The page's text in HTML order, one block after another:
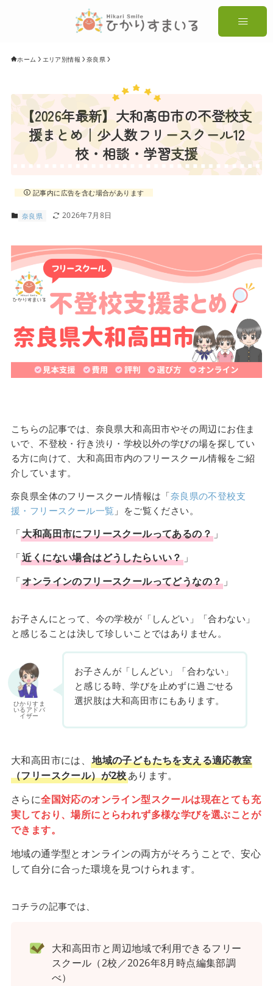
ホーム エリア別情報 奈良県
【2026年最新】大和高田市の不登校支
援まとめ｜少人数フリースクール12
校・相談・学習支援
記事内に広告を含む場合があります
奈良県 2026年7月8日
こちらの記事では、奈良県大和高田市やその周辺にお住ま
いで、不登校・行き渋り・学校以外の学びの場を探してい
る方に向けて、大和高田市内のフリースクール情報をご紹
介しています。
奈良県全体のフリースクール情報は「奈良県の不登校支
援・フリースクール一覧 」をご覧ください。
「大和高田市にフリースクールってあるの？」
「近くにない場合はどうしたらいい？」
「オンラインのフリースクールってどうなの？ 」
お子さんにとって、今の学校が「しんどい」「合わない」
と感じることは決して珍しいことではありません。
ひかりすま
いるアドバ
イザー
お子さんが「しんどい」「合わない」
と感じる時、学びを止めずに過ごせる
選択肢は大和高田市にもあります。
大和高田市には、地域の子どもたちを支える適応教室
（フリースクール）が2校あります。
さらに全国対応のオンライン型スクールは現在とても充
実しており、場所にとらわれず多様な学びを選ぶことが
できます。
地域の通学型とオンラインの両方がそろうことで、安心
して自分に合った環境を見つけられます。
コチラの記事では、
大和高田市と周辺地域で利用できるフリー
スクール（2校／2026年8月時点編集部調
べ）